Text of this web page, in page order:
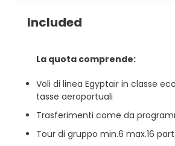
Included
La quota comprende:
Voli di linea Egyptair in classe
tasse aeroportuali
Trasferimenti come da
Tour di gruppo min.6 max.16